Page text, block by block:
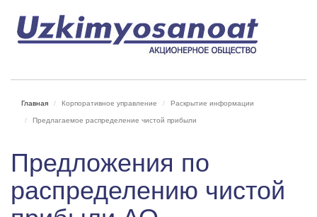
Главная Корпоративное управление Раскрытие информации
Предлагаемое распределение чистой прибыли
Предложения по
распределению чистой